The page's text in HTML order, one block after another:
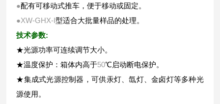
●配有可移动式推车，便于移动或固定。
●XW-GHX-I型适合大批量样品的处理。
技术参数:
★光源功率可连续调节大小。
★温度保护：箱体内高于50℃启动断电保护。
★集成式光源控制器，可供汞灯、氙灯、金卤灯等多种光
源使用。